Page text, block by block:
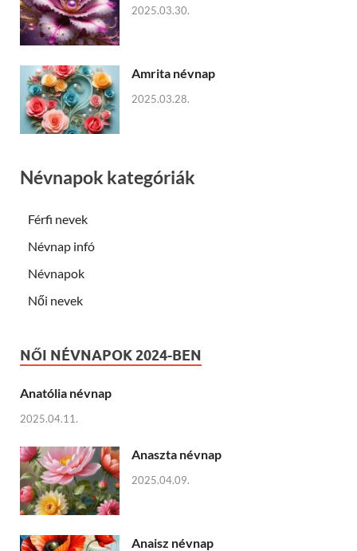
2025.03.30.
Amrita névnap
2025.03.28.
Névnapok kategóriák
Férfi nevek
Névnap infó
Névnapok
Női nevek
NŐI NÉVNAPOK 2024-BEN
Anatólia névnap
2025.04.11.
Anaszta névnap
2025.04.09.
Anaisz névnap